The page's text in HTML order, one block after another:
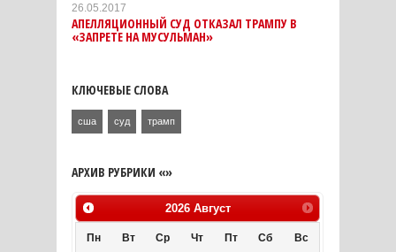
26.05.2017
АПЕЛЛЯЦИОННЫЙ СУД ОТКАЗАЛ ТРАМПУ В
«ЗАПРЕТЕ НА МУСУЛЬМАН»
КЛЮЧЕВЫЕ СЛОВА
сша суд трамп
АРХИВ РУБРИКИ «»
2026 Август
Пн Вт Ср Чт Пт Сб Вс